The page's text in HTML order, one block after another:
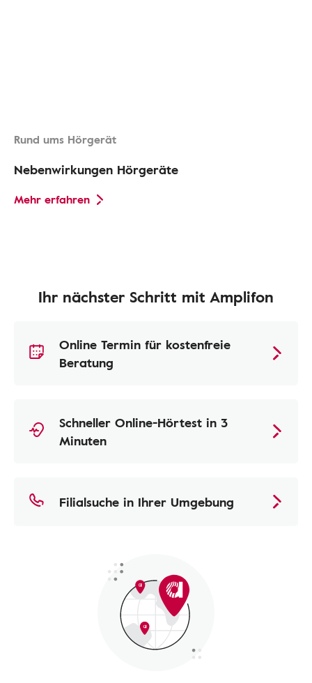
Rund ums Hörgerät
Nebenwirkungen Hörgeräte
Mehr erfahren
Ihr nächster Schritt mit Amplifon
Online Termin für kostenfreie
Beratung
Schneller Online-Hörtest in 3
Minuten
Filialsuche in Ihrer Umgebung